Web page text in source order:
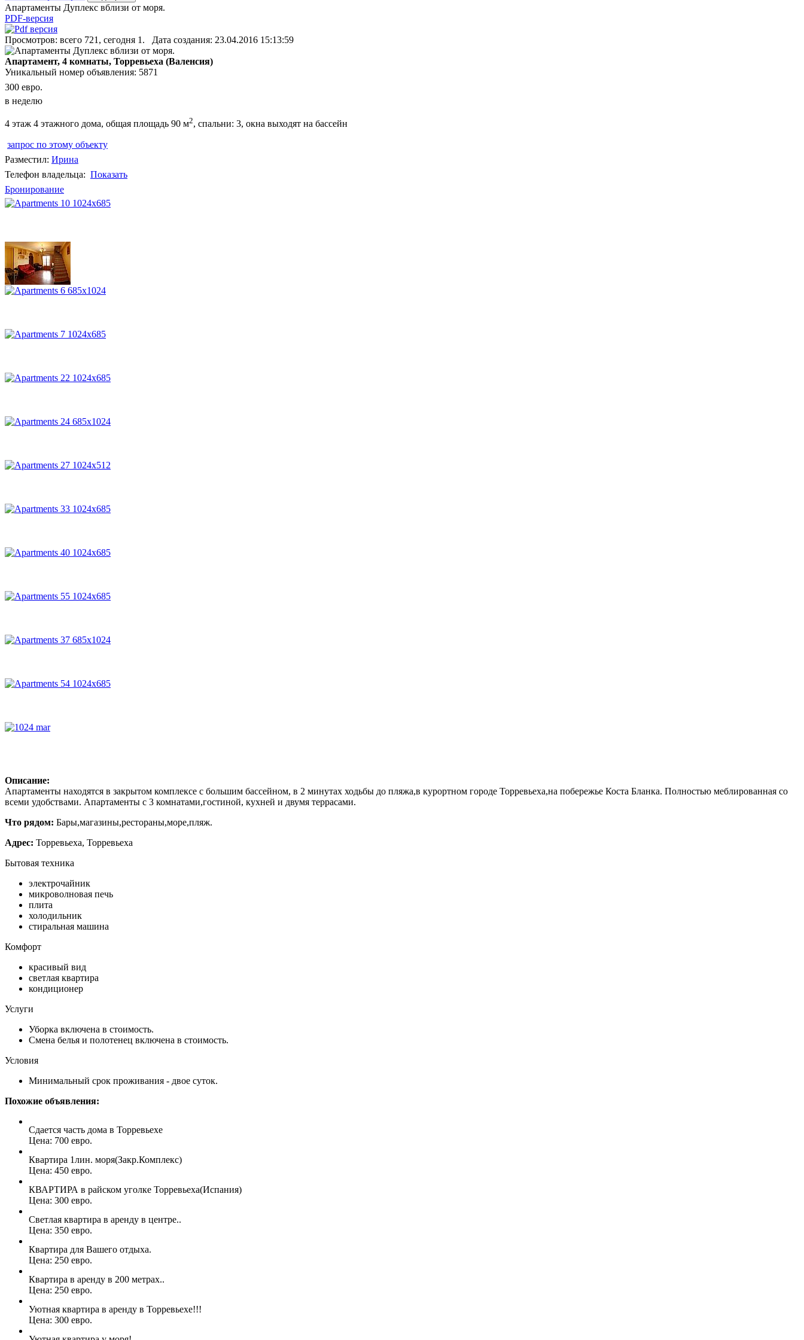
Апартаменты Дуплекс вблизи от моря.
PDF-версия
Просмотров: всего 721, сегодня 1. Дата создания: 23.04.2016 15:13:59
Апартамент, 4 комнаты, Торревьеха (Валенсия)
Уникальный номер объявления: 5871
300 евро.
в неделю
4 этаж 4 этажного дома, общая площадь 90 м2, спальни: 3, окна выходят на бассейн
запрос по этому объекту
Разместил: Ирина
Телефон владельца: Показать
Бронирование
Описание:
Апартаменты находятся в закрытом комплексе с большим бассейном, в 2 минутах ходьбы до пляжа,в курортном городе Торревьеха,на побережье Коста Бланка. Полностью меблированная со
всеми удобствами. Апартаменты с 3 комнатами,гостиной, кухней и двумя террасами.
Что рядом: Бары,магазины,рестораны,море,пляж.
Адрес: Торревьеха, Торревьеха
Бытовая техника
электрочайник
микроволновая печь
плита
холодильник
стиральная машина
Комфорт
красивый вид
светлая квартира
кондиционер
Услуги
Уборка включена в стоимость.
Смена белья и полотенец включена в стоимость.
Условия
Минимальный срок проживания - двое суток.
Похожие объявления:
Сдается часть дома в Торревьехе
Цена: 700 евро.
Квартира 1лин. моря(Закр.Комплекс)
Цена: 450 евро.
КВАРТИРА в райском уголке Торревьеха(Испания)
Цена: 300 евро.
Светлая квартира в аренду в центре..
Цена: 350 евро.
Квартира для Вашего отдыха.
Цена: 250 евро.
Квартира в аренду в 200 метрах..
Цена: 250 евро.
Уютная квартира в аренду в Торревьехе!!!
Цена: 300 евро.